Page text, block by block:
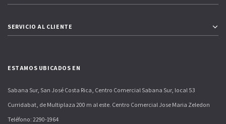
SERVICIO AL CLIENTE
ESTAMOS UBICADOS EN
Sabana Sur, San José Costa Rica, Centro Comercial Sabana Sur, local 53
Curridabat, de Multiplaza 200 m al este. Centro Comercial Jose Maria Zeledon
Teléfono: 2290-1964